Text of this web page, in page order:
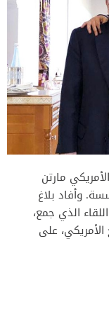
مارتن
وأفاد بلاغ
الذي جمع،
الأمريكي، على